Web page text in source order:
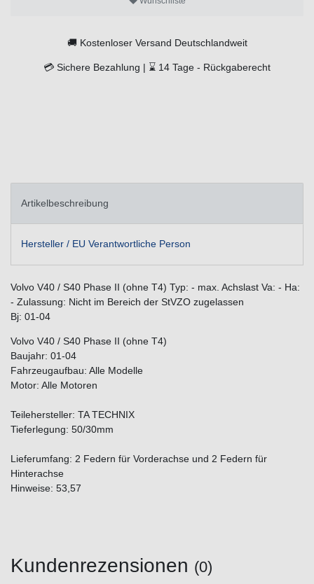
🚚 Kostenloser Versand Deutschlandweit
💳 Sichere Bezahlung | ⌛ 14 Tage - Rückgaberecht
Artikelbeschreibung
Hersteller / EU Verantwortliche Person
Volvo V40 / S40 Phase II (ohne T4) Typ: - max. Achslast Va: - Ha:
- Zulassung: Nicht im Bereich der StVZO zugelassen
Bj: 01-04
Volvo V40 / S40 Phase II (ohne T4)
Baujahr: 01-04
Fahrzeugaufbau: Alle Modelle
Motor: Alle Motoren
Teilehersteller: TA TECHNIX
Tieferlegung: 50/30mm
Lieferumfang: 2 Federn für Vorderachse und 2 Federn für
Hinterachse
Hinweise: 53,57
Kundenrezensionen (0)